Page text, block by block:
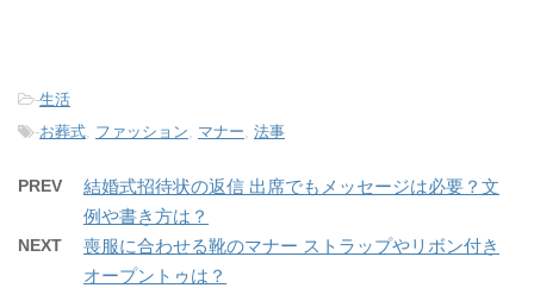
-生活
-お葬式, ファッション, マナー, 法事
PREV
結婚式招待状の返信 出席でもメッセージは必要？文
例や書き方は？
NEXT
喪服に合わせる靴のマナー ストラップやリボン付き
オープントゥは？